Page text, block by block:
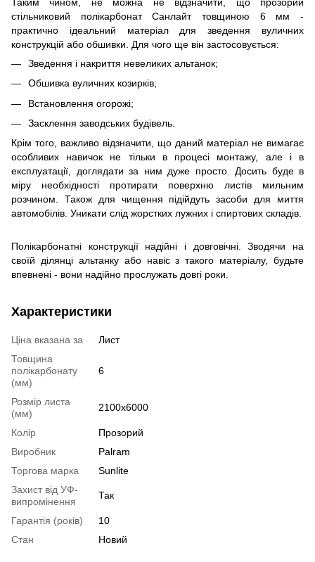
стільниковий полікарбонат Санлайт товщиною 6 мм -
практично ідеальний матеріал для зведення вуличних
конструкцій або обшивки. Для чого ще він застосовується:
Зведення і накриття невеликих альтанок;
Обшивка вуличних козирків;
Встановлення огорожі;
Засклення заводських будівель.
Крім того, важливо відзначити, що даний матеріал не вимагає
особливих навичок не тільки в процесі монтажу, але і в
експлуатації, доглядати за ним дуже просто. Досить буде в
міру необхідності протирати поверхню листів мильним
розчином. Також для чищення підійдуть засоби для миття
автомобілів. Уникати слід жорстких лужних і спиртових складів.
Полікарбонатні конструкції надійні і довговічні. Зводячи на
своїй ділянці альтанку або навіс з такого матеріалу, будьте
впевнені - вони надійно прослужать довгі роки.
Характеристики
Ціна вказана за
Лист
Товщина
полікарбонату
(мм)
6
Розмір листа
(мм)
2100x6000
Колір
Прозорий
Виробник
Palram
Торгова марка
Sunlite
Захист від УФ-
випромінення
Так
Гарантія (років)
10
Стан
Новий